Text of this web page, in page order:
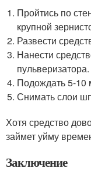
Пройтись по
крупной
Развести
Нанести
пульверизатора.
Подождать 5-10
Снимать слои
Хотя средство
займет уйму
Заключение